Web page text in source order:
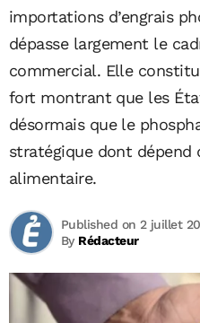
importations d’engrais
dépasse largement le
commercial. Elle
fort montrant que les
désormais que le
stratégique dont
alimentaire.
By Rédacteur
Published on 2 juillet